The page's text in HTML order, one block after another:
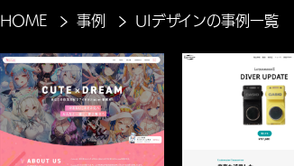
HOME 事例 UIデザインの事例一覧